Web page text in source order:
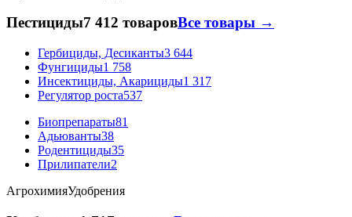
Пестициды7 412 товаровВсе товары →
Гербициды, Десиканты3 644
Фунгициды1 758
Инсектициды, Акарициды1 317
Регулятор роста537
Биопрепараты81
Адьюванты38
Родентициды35
Прилипатели2
АгрохимияУдобрения